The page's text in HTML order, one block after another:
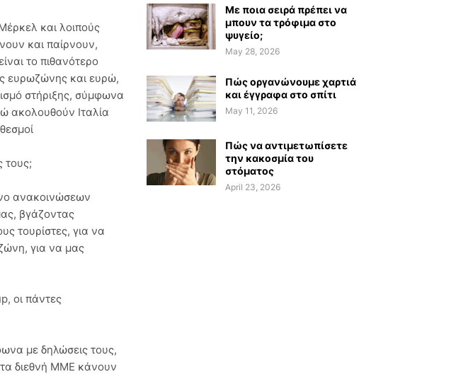
και λοιπούς
και παίρνουν,
το πιθανότερο
ευρωζώνης και ευρώ,
στήριξης, σύμφωνα
ακολουθούν Ιταλία
τους;
ανακοινώσεων
βγάζοντας
τουρίστες, για να
για να μας
οι πάντες
με δηλώσεις τους,
διεθνή ΜΜΕ κάνουν
Με ποια σειρά πρέπει να
μπουν τα τρόφιμα στο
ψυγείο;
May 28, 2026
Πώς οργανώνουμε χαρτιά
και έγγραφα στο σπίτι
May 11, 2026
Πώς να αντιμετωπίσετε
την κακοσμία του
στόματος
April 23, 2026